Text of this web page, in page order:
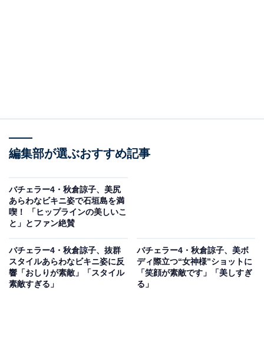
編集部が選ぶおすすめ記事
バチェラー4・秋倉諒子、美尻
あらわなビキニ姿で石垣島を満
喫！ 「ヒップラインの美しいこ
と」とファン絶賛
バチェラー4・秋倉諒子、抜群
スタイルあらわなビキニ姿に反
響「おしりが素敵」「スタイル
素敵すぎる」
バチェラー4・秋倉諒子、美ボ
ディ際立つ“女神様”ショットに
「笑顔が素敵です」「美しすぎ
る」